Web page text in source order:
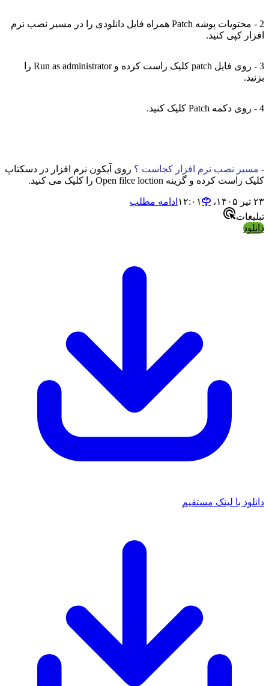
2 - محتویات پوشه Patch همراه فایل دانلودی را در مسیر نصب نرم
افزار کپی کنید.
3 - روی فایل patch کلیک راست کرده و Run as administrator را
بزنید.
4 - روی دکمه Patch کلیک کنید.
- مسیر نصب نرم افزار کجاست ؟ روی آیکون نرم افزار در دسکتاپ
کلیک راست کرده و گزینه Open filce loction را کلیک می کنید.
۲۳ تیر ۱۴۰۵،‏ ۱۲:۰۱
ادامه مطلب
تبلیغات
دانلود
دانلود با لینک مستقیم